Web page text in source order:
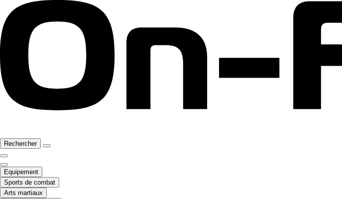
Rechercher
Equipement
Sports de combat
Arts martiaux